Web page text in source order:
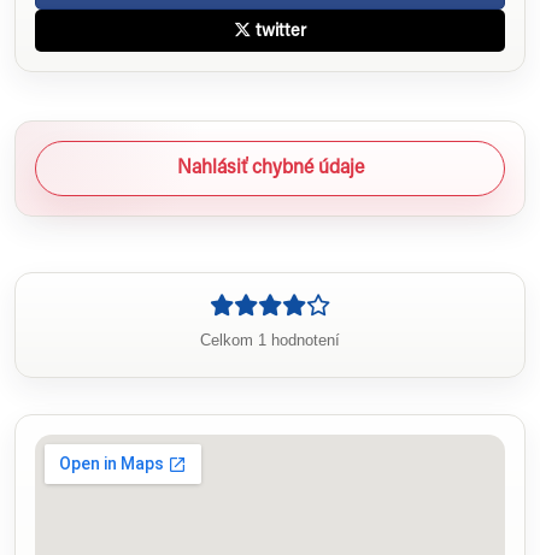
twitter
Nahlásiť chybné údaje
Celkom 1 hodnotení